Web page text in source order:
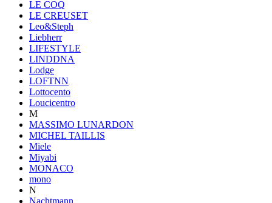
LE COQ
LE CREUSET
Leo&Steph
Liebherr
LIFESTYLE
LINDDNA
Lodge
LOFTNN
Lottocento
Loucicentro
M
MASSIMO LUNARDON
MICHEL TAILLIS
Miele
Miyabi
MONACO
mono
N
Nachtmann